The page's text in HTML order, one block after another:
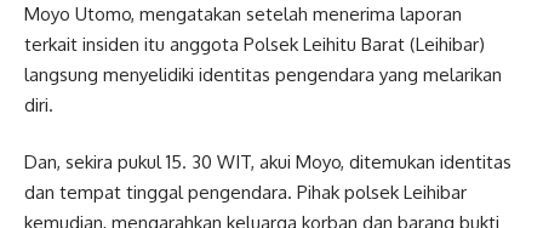
Moyo Utomo, mengatakan setelah menerima laporan
terkait insiden itu anggota Polsek Leihitu Barat (Leihibar)
langsung menyelidiki identitas pengendara yang melarikan
diri.
Dan, sekira pukul 15. 30 WIT, akui Moyo, ditemukan identitas
dan tempat tinggal pengendara. Pihak polsek Leihibar
kemudian, mengarahkan keluarga korban dan barang bukti